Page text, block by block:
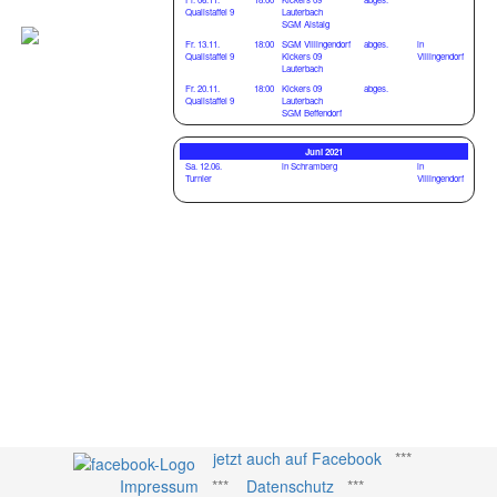
Qualistaffel 9
Lauterbach
SGM Aistaig
Fr. 13.11.
Qualistaffel 9
18:00
SGM Villingendorf
Kickers 09
Lauterbach
abges.
in
Villingendorf
Fr. 20.11.
Qualistaffel 9
18:00
Kickers 09
Lauterbach
SGM Beffendorf
abges.
Juni 2021
Sa. 12.06.
Turnier
in Schramberg
in
Villingendorf
jetzt auch auf Facebook***
Impressum *** Datenschutz ***